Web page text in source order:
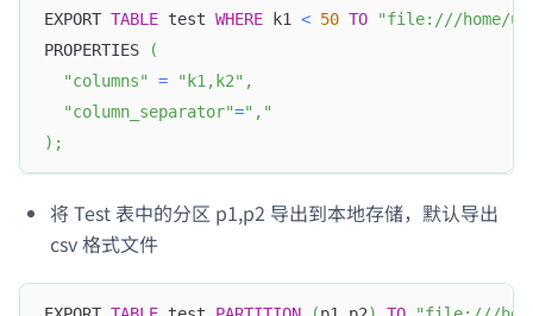
EXPORT TABLE test WHERE k1 < 50 TO
"file:///home/
PROPERTIES
(
"columns"
= "k1,k2" ,
"column_separator"=","
) ;
将 Test 表中的分区 p1,p2 导出到本地存储，默认导出
csv 格式文件